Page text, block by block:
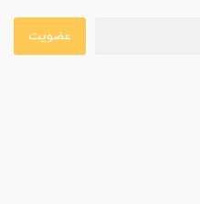
عضویت